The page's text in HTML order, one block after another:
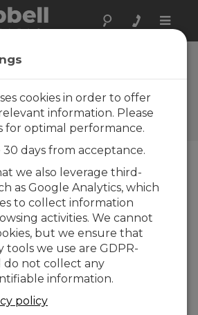
Toggle
de nos
solutions
be done to replace an
at a weather station
L?
interchangeable, and
EST-CE UTILE ?
cookies in order to offer
information. Please
for optimal performance.
30 days from acceptance.
we also leverage third-
as Google Analytics, which
to collect information
activities. We cannot
but we ensure that
we use are GDPR-
do not collect any
information.
policy